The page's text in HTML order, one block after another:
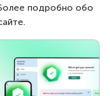
подробно обо